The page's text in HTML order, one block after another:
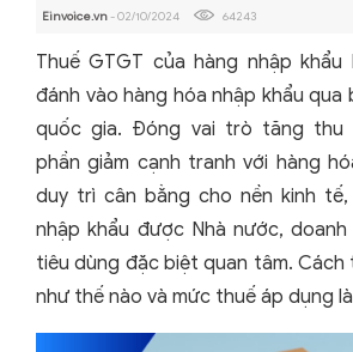
Einvoice.vn- 02/10/2024 64243
Thuế GTGT của hàng nhập
đánh vào hàng hóa nhập khẩu qua
quốc gia. Đóng vai trò tăng thu
phần giảm cạnh tranh với hàng
duy trì cân bằng cho nền kinh tế,
nhập khẩu được Nhà nước,
tiêu dùng đặc biệt quan tâm. Cách
như thế nào và mức thuế áp dụng